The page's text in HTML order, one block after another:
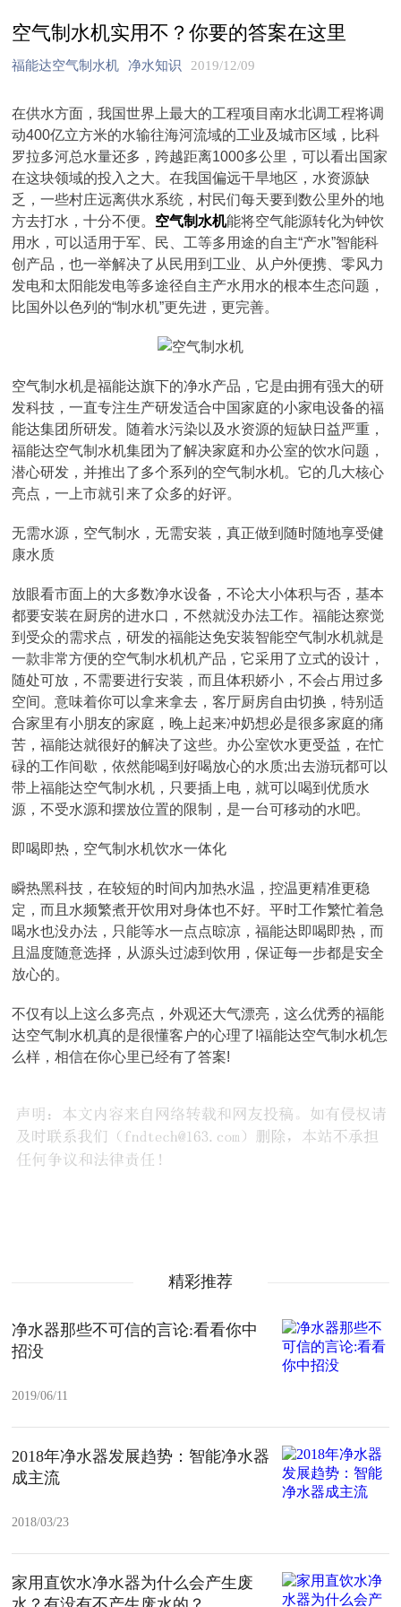
空气制水机实用不？你要的答案在这里
福能达空气制水机 净水知识 2019/12/09
在供水方面，我国世界上最大的工程项目南水北调工程将调
动400亿立方米的水输往海河流域的工业及城市区域，比科
罗拉多河总水量还多，跨越距离1000多公里，可以看出国家
在这块领域的投入之大。在我国偏远干旱地区，水资源缺
乏，一些村庄远离供水系统，村民们每天要到数公里外的地
方去打水，十分不便。 空气制水机能将空气能源转化为钟饮
用水，可以适用于军、民、工等多用途的自主“产水”智能科
创产品，也一举解决了从民用到工业、从户外便携、零风力
发电和太阳能发电等多途径自主产水用水的根本生态问题，
比国外以色列的“制水机”更先进，更完善。
空气制水机是福能达旗下的净水产品，它是由拥有强大的研
发科技，一直专注生产研发适合中国家庭的小家电设备的福
能达集团所研发。随着水污染以及水资源的短缺日益严重，
福能达空气制水机集团为了解决家庭和办公室的饮水问题，
潜心研发，并推出了多个系列的空气制水机。它的几大核心
亮点，一上市就引来了众多的好评。
无需水源，空气制水，无需安装，真正做到随时随地享受健
康水质
放眼看市面上的大多数净水设备，不论大小体积与否，基本
都要安装在厨房的进水口，不然就没办法工作。福能达察觉
到受众的需求点，研发的福能达免安装智能空气制水机就是
一款非常方便的空气制水机机产品，它采用了立式的设计，
随处可放，不需要进行安装，而且体积娇小，不会占用过多
空间。意味着你可以拿来拿去，客厅厨房自由切换，特别适
合家里有小朋友的家庭，晚上起来冲奶想必是很多家庭的痛
苦，福能达就很好的解决了这些。办公室饮水更受益，在忙
碌的工作间歇，依然能喝到好喝放心的水质;出去游玩都可以
带上福能达空气制水机，只要插上电，就可以喝到优质水
源，不受水源和摆放位置的限制，是一台可移动的水吧。
即喝即热，空气制水机饮水一体化
瞬热黑科技，在较短的时间内加热水温，控温更精准更稳
定，而且水频繁煮开饮用对身体也不好。平时工作繁忙着急
喝水也没办法，只能等水一点点晾凉，福能达即喝即热，而
且温度随意选择，从源头过滤到饮用，保证每一步都是安全
放心的。
不仅有以上这么多亮点，外观还大气漂亮，这么优秀的福能
达空气制水机真的是很懂客户的心理了!福能达空气制水机怎
么样，相信在你心里已经有了答案!
精彩推荐
净水器那些不可信的言论:看看你中
招没
2019/06/11
2018年净水器发展趋势：智能净水器
成主流
2018/03/23
家用直饮水净水器为什么会产生废